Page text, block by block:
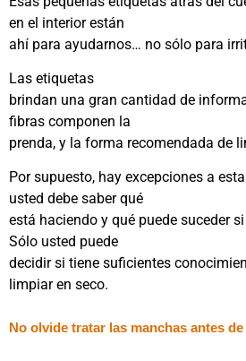
en el interior están
ahí para ayudarnos… no sólo para
Las etiquetas
brindan una gran cantidad de
fibras componen la
prenda, y la forma recomendada de
Por supuesto, hay excepciones a
usted debe saber qué
está haciendo y qué puede suceder
Sólo usted puede
decidir si tiene suficientes
limpiar en seco.
No olvide tratar las manchas antes